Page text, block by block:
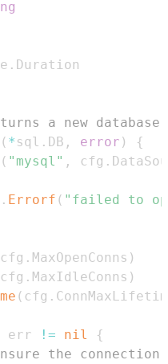
.
a new database
( * sql . DB , error )
{
( "mysql" , cfg .
. Errorf ( "failed to
cfg . MaxOpenConns )
cfg . MaxIdleConns )
( cfg .
err != nil
{
the